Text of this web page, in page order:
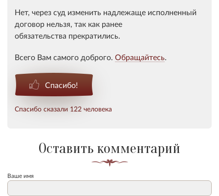
Нет, через суд изменить надлежаще исполненный
договор нельзя, так как ранее
обязательства прекратились.
Всего Вам самого доброго. Обращайтесь.
Спасибо!
Спасибо сказали 122 человека
Оставить комментарий
Ваше имя